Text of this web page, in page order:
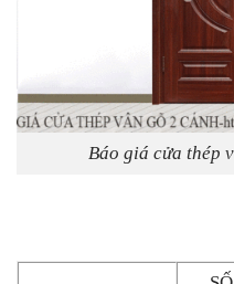
Báo giá cửa thép